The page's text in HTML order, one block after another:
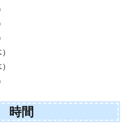
時間